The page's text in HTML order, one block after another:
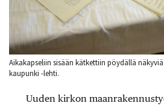
Aikakapseliin sisään kätkettiin pöydällä
kaupunki -lehti.
Uuden kirkon